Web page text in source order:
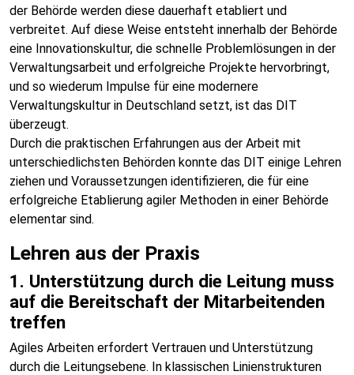
der Behörde werden diese dauerhaft etabliert und
verbreitet. Auf diese Weise entsteht innerhalb der Behörde
eine Innovationskultur, die schnelle Problemlösungen in der
Verwaltungsarbeit und erfolgreiche Projekte hervorbringt,
und so wiederum Impulse für eine modernere
Verwaltungskultur in Deutschland setzt, ist das DIT
überzeugt.
Durch die praktischen Erfahrungen aus der Arbeit mit
unterschiedlichsten Behörden konnte das DIT einige Lehren
ziehen und Voraussetzungen identifizieren, die für eine
erfolgreiche Etablierung agiler Methoden in einer Behörde
elementar sind.
Lehren aus der Praxis
1. Unterstützung durch die Leitung muss
auf die Bereitschaft der Mitarbeitenden
treffen
Agiles Arbeiten erfordert Vertrauen und Unterstützung
durch die Leitungsebene. In klassischen Linienstrukturen